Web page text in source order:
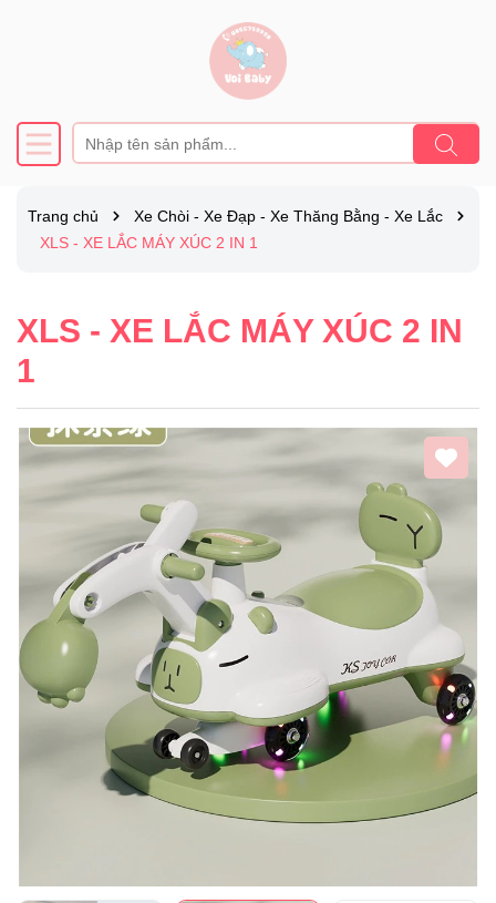
Trang chủ
Xe Chòi - Xe Đạp - Xe Thăng Bằng - Xe Lắc
XLS - XE LẮC MÁY XÚC 2 IN 1
XLS - XE LẮC MÁY XÚC 2 IN
1
Mã giảm giá:
Ngày hết hạn: